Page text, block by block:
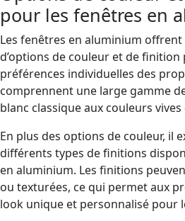
pour les fenêtres en
Les fenêtres en aluminium
d’options de couleur et de
préférences individuelles des
comprennent une large gamme
blanc classique aux couleurs
En plus des options de couleur, il
différents types de finitions
en aluminium. Les finitions
ou texturées, ce qui permet aux
look unique et personnalisé pour